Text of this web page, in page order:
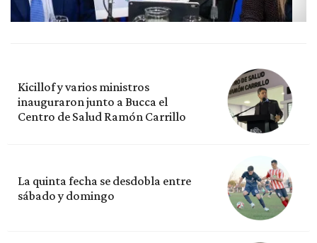
Kicillof y varios ministros
inauguraron junto a Bucca el
Centro de Salud Ramón Carrillo
La quinta fecha se desdobla entre
sábado y domingo